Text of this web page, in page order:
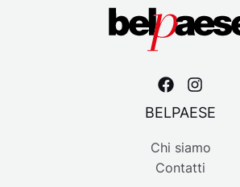
BELPAESE
Chi siamo
Contatti